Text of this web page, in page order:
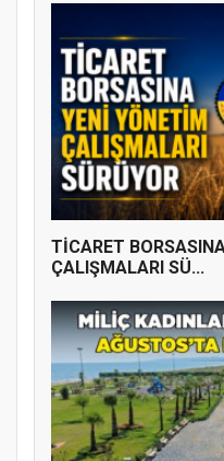
TİCARET
ÇALIŞMALARI SÜ...